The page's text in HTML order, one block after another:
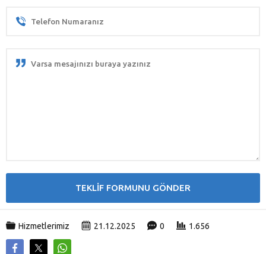
Hizmetlerimiz 21.12.2025 0 1.656